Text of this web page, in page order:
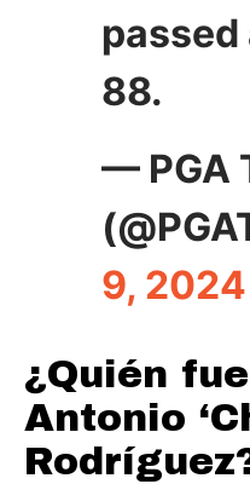
passed
88.
— PGA
9, 2024
¿Quién
Antonio